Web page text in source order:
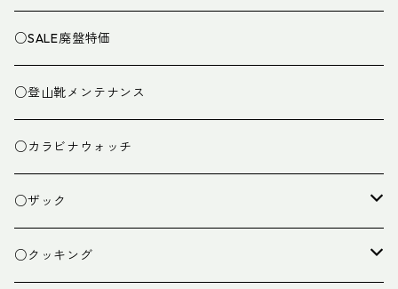
○SALE廃盤特価
○登山靴メンテナンス
○カラビナウォッチ
○ザック
ザック
○クッキング